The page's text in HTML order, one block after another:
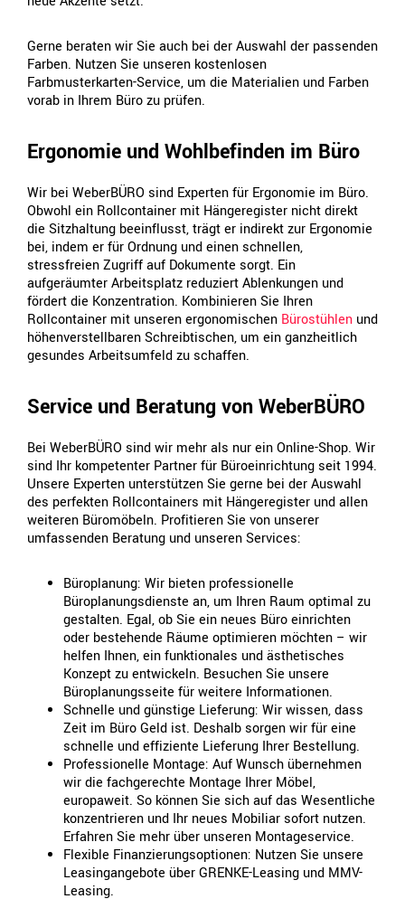
Gerne beraten wir Sie auch bei der Auswahl der passenden
Farben. Nutzen Sie unseren kostenlosen
Farbmusterkarten-Service, um die Materialien und Farben
vorab in Ihrem Büro zu prüfen.
Ergonomie und Wohlbefinden im Büro
Wir bei WeberBÜRO sind Experten für Ergonomie im Büro.
Obwohl ein Rollcontainer mit Hängeregister nicht direkt
die Sitzhaltung beeinflusst, trägt er indirekt zur Ergonomie
bei, indem er für Ordnung und einen schnellen,
stressfreien Zugriff auf Dokumente sorgt. Ein
aufgeräumter Arbeitsplatz reduziert Ablenkungen und
fördert die Konzentration. Kombinieren Sie Ihren
Rollcontainer mit unseren ergonomischen Bürostühlen und
höhenverstellbaren Schreibtischen, um ein ganzheitlich
gesundes Arbeitsumfeld zu schaffen.
Service und Beratung von WeberBÜRO
Bei WeberBÜRO sind wir mehr als nur ein Online-Shop. Wir
sind Ihr kompetenter Partner für Büroeinrichtung seit 1994.
Unsere Experten unterstützen Sie gerne bei der Auswahl
des perfekten Rollcontainers mit Hängeregister und allen
weiteren Büromöbeln. Profitieren Sie von unserer
umfassenden Beratung und unseren Services:
Büroplanung: Wir bieten professionelle
Büroplanungsdienste an, um Ihren Raum optimal zu
gestalten. Egal, ob Sie ein neues Büro einrichten
oder bestehende Räume optimieren möchten – wir
helfen Ihnen, ein funktionales und ästhetisches
Konzept zu entwickeln. Besuchen Sie unsere
Büroplanungsseite für weitere Informationen.
Schnelle und günstige Lieferung: Wir wissen, dass
Zeit im Büro Geld ist. Deshalb sorgen wir für eine
schnelle und effiziente Lieferung Ihrer Bestellung.
Professionelle Montage: Auf Wunsch übernehmen
wir die fachgerechte Montage Ihrer Möbel,
europaweit. So können Sie sich auf das Wesentliche
konzentrieren und Ihr neues Mobiliar sofort nutzen.
Erfahren Sie mehr über unseren Montageservice.
Flexible Finanzierungsoptionen: Nutzen Sie unsere
Leasingangebote über GRENKE-Leasing und MMV-
Leasing.